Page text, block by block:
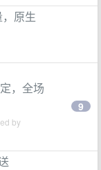
原生
，全场
by
9